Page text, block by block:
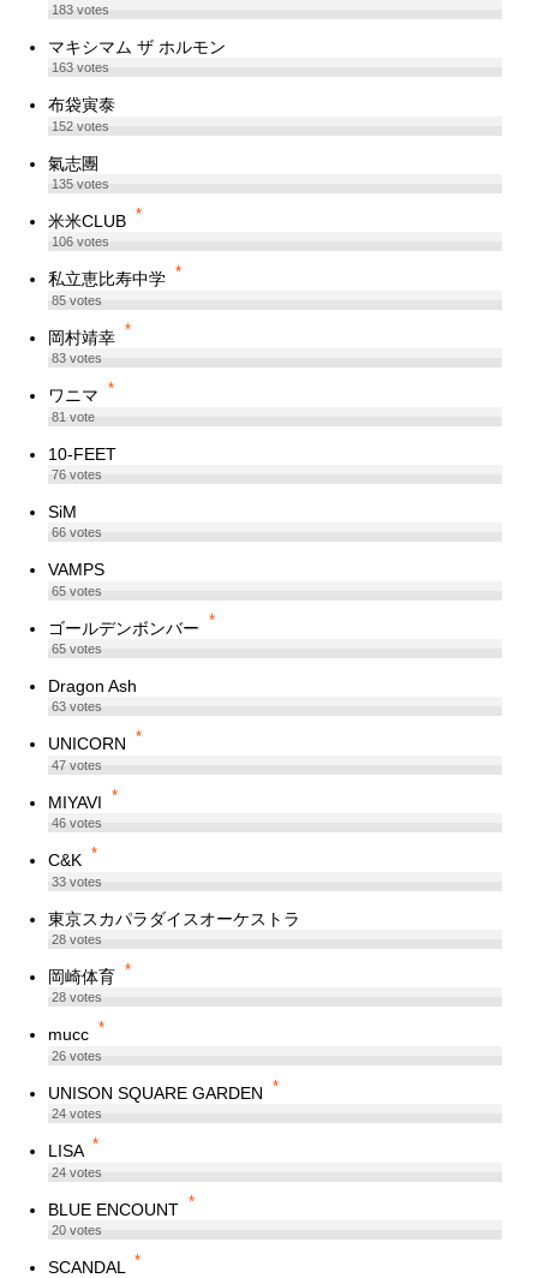
183votes
マキシマム ザ ホルモン
163votes
布袋寅泰
152votes
氣志團
135votes
米米CLUB *
106votes
私立恵比寿中学 *
85votes
岡村靖幸 *
83votes
ワニマ *
81vote
10-FEET
76votes
SiM
66votes
VAMPS
65votes
ゴールデンボンバー *
65votes
Dragon Ash
63votes
UNICORN *
47votes
MIYAVI *
46votes
C&K *
33votes
東京スカパラダイスオーケストラ
28votes
岡崎体育 *
28votes
mucc *
26votes
UNISON SQUARE GARDEN *
24votes
LISA *
24votes
BLUE ENCOUNT *
20votes
SCANDAL *